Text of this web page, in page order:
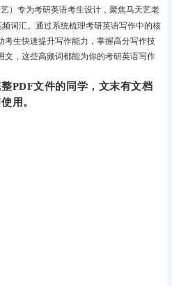
）‌专为考研英语考生设计，聚焦马天艺老
词汇。通过系统梳理考研英语写作中的核
考生快速提升写作能力，掌握高分写作技
文，这些高频词都能为你的考研英语写作
PDF文件的同学，文末有文档
用。